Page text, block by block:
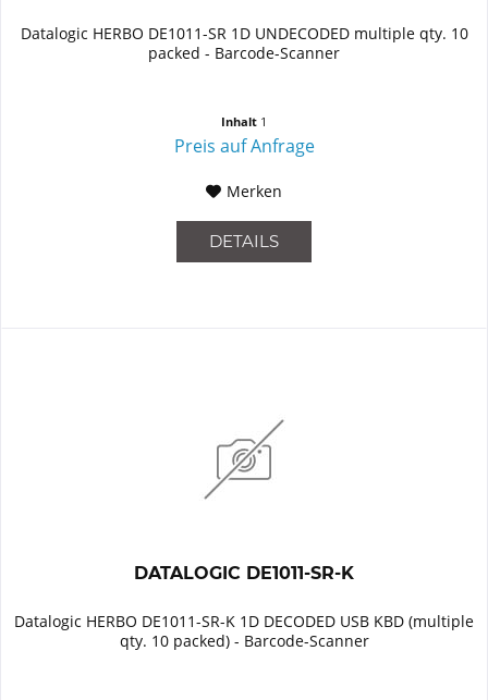
Datalogic HERBO DE1011-SR 1D UNDECODED multiple qty. 10
packed - Barcode-Scanner
Inhalt 1
Preis auf Anfrage
Merken
DETAILS
DATALOGIC DE1011-SR-K
Datalogic HERBO DE1011-SR-K 1D DECODED USB KBD (multiple
qty. 10 packed) - Barcode-Scanner